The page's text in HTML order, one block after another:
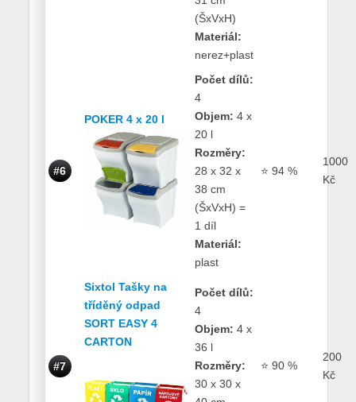
(ŠxVxH)
Materiál:
nerez+plast
#6
POKER 4 x 20 l
Počet dílů:
4
Objem: 4 x
20 l
Rozměry:
28 x 32 x
38 cm
(ŠxVxH) =
1 díl
Materiál:
plast
⭐ 94 %
1000
Kč
#7
Sixtol Tašky na
tříděný odpad
SORT EASY 4
CARTON
Počet dílů:
4
Objem: 4 x
36 l
Rozměry:
30 x 30 x
⭐ 90 %
200
Kč